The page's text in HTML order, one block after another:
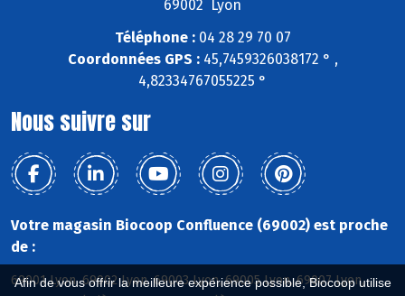
Afin de vous offrir la meilleure expérience possible, Biocoop utilise
69002 Lyon
Téléphone :04 28 29 70 07
Coordonnées GPS :45,7459326038172 ° ,
4,82334767055225 °
Nous suivre sur
Votre magasin Biocoop Confluence (69002) est proche
de :
69001 Lyon, 69002 Lyon, 69003 Lyon, 69005 Lyon, 69007 Lyon,